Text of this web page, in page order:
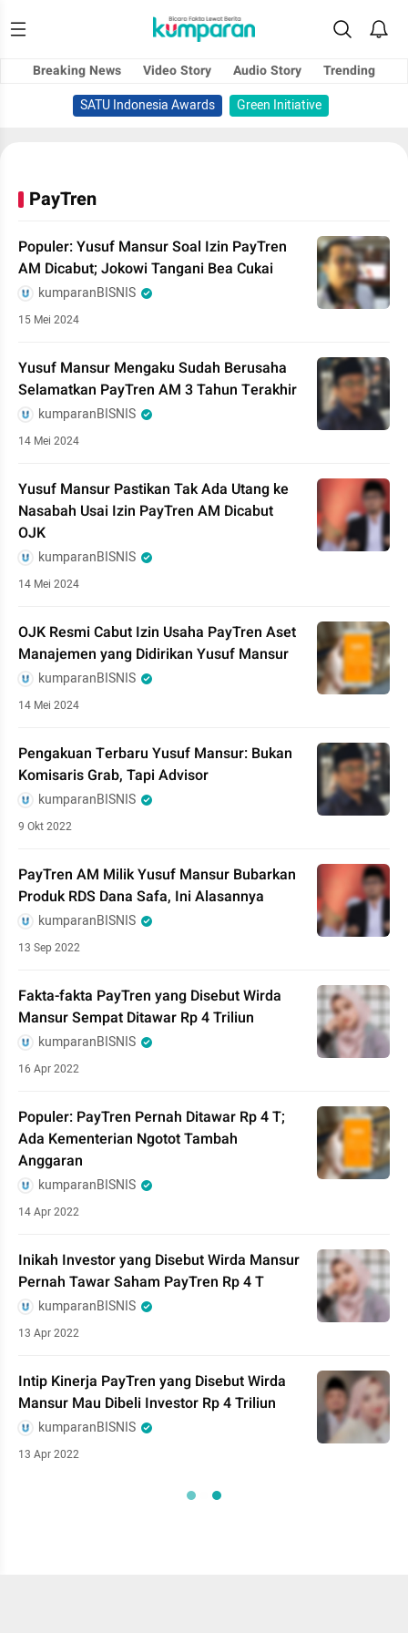
Breaking News Video Story Audio Story
Trending
SATU Indonesia Awards
Green Initiative
PayTren
Populer: Yusuf Mansur Soal Izin PayTren
AM Dicabut; Jokowi Tangani Bea Cukai
kumparanBISNIS
15 Mei 2024
Yusuf Mansur Mengaku Sudah Berusaha
Selamatkan PayTren AM 3 Tahun Terakhir
kumparanBISNIS
14 Mei 2024
Yusuf Mansur Pastikan Tak Ada Utang ke
Nasabah Usai Izin PayTren AM Dicabut
OJK
kumparanBISNIS
14 Mei 2024
OJK Resmi Cabut Izin Usaha PayTren Aset
Manajemen yang Didirikan Yusuf Mansur
kumparanBISNIS
14 Mei 2024
Pengakuan Terbaru Yusuf Mansur: Bukan
Komisaris Grab, Tapi Advisor
kumparanBISNIS
9 Okt 2022
PayTren AM Milik Yusuf Mansur Bubarkan
Produk RDS Dana Safa, Ini Alasannya
kumparanBISNIS
13 Sep 2022
Fakta-fakta PayTren yang Disebut Wirda
Mansur Sempat Ditawar Rp 4 Triliun
kumparanBISNIS
16 Apr 2022
Populer: PayTren Pernah Ditawar Rp 4 T;
Ada Kementerian Ngotot Tambah
Anggaran
kumparanBISNIS
14 Apr 2022
Inikah Investor yang Disebut Wirda Mansur
Pernah Tawar Saham PayTren Rp 4 T
kumparanBISNIS
13 Apr 2022
Intip Kinerja PayTren yang Disebut Wirda
Mansur Mau Dibeli Investor Rp 4 Triliun
kumparanBISNIS
13 Apr 2022